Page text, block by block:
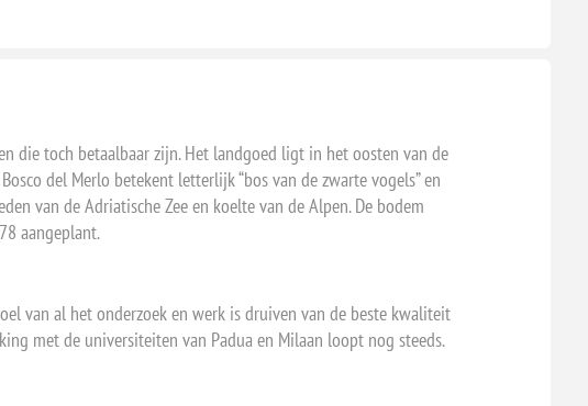
die toch betaalbaar zijn. Het landgoed ligt in het oosten van de
del Merlo betekent letterlijk “bos van de zwarte vogels” en
van de Adriatische Zee en koelte van de Alpen. De bodem
aangeplant.
van al het onderzoek en werk is druiven van de beste kwaliteit
met de universiteiten van Padua en Milaan loopt nog steeds.